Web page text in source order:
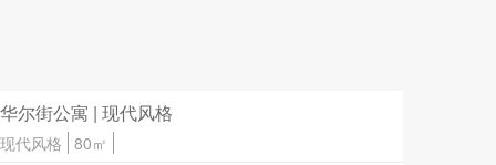
华尔街公寓 | 现代风格
现代风格 80㎡